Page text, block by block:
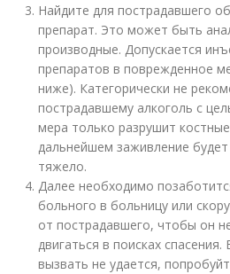
Найдите для пострадавшего
препарат. Это может быть
производные. Допускается
препаратов в поврежденное
ниже). Категорически не
пострадавшему алкоголь с
мера только разрушит
дальнейшем заживление
тяжело.
Далее необходимо
больного в больницу или
от пострадавшего, чтобы он
двигаться в поисках
вызвать не удается,